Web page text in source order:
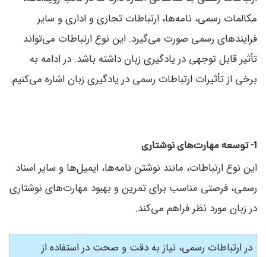
مکالمات رسمی، نامه‌ها، ارتباطات تجاری و اداری و سایر
فرایندهای رسمی صورت می‌گیرد. این نوع ارتباطات می‌تواند
تأثیر قابل توجهی در یادگیری زبان داشته باشد. در ادامه به
برخی از تأثیرات ارتباطات رسمی در یادگیری زبان اشاره می‌کنیم:
1- توسعه مهارت‌های نوشتاری
این نوع ارتباطات، مانند نوشتن نامه‌ها، ایمیل‌ها و سایر اسناد
رسمی، فرصتی مناسب برای تمرین و بهبود مهارت‌های نوشتاری
در زبان مورد نظر فراهم می‌کند.
در ارتباطات رسمی، نیاز به دقت و صحت در استفاده از